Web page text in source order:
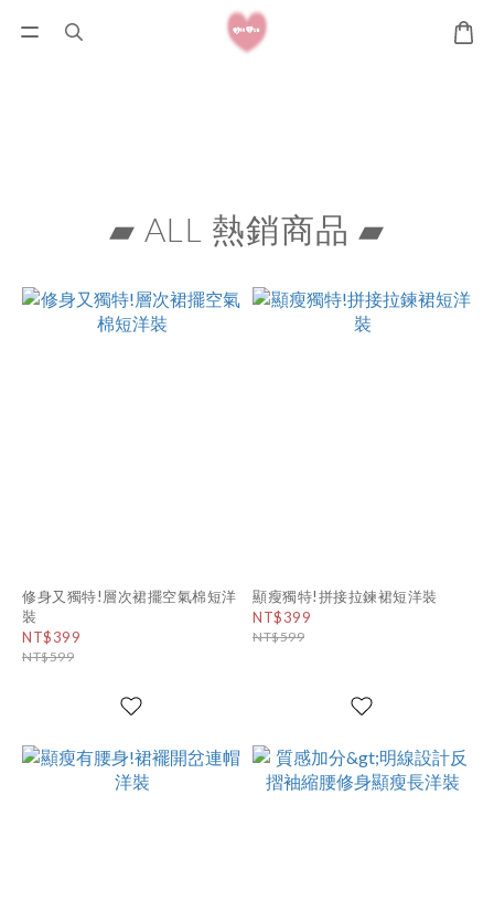
▰ ALL 熱銷商品 ▰
修身又獨特!層次裙擺空氣棉短洋
裝
NT$399
NT$599
顯瘦獨特!拼接拉鍊裙短洋裝
NT$399
NT$599